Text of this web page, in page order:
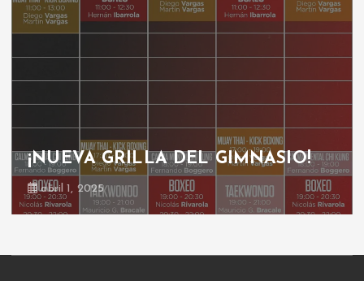
¡NUEVA GRILLA DEL GIMNASIO!
abril 1, 2025